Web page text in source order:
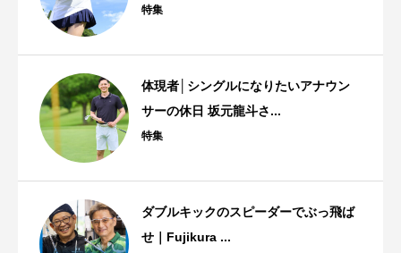
特集
体現者│シングルになりたいアナウン
サーの休日 坂元龍斗さ...
特集
ダブルキックのスピーダーでぶっ飛ば
せ｜Fujikura ...